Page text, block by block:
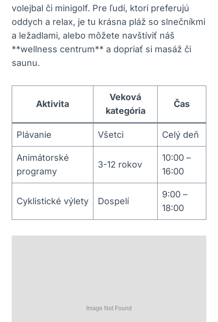
volejbal či minigolf. Pre ľudí, ktorí preferujú
oddych a relax, je tu krásna pláž so slnečníkmi
a ležadlami, alebo môžete navštíviť náš
**wellness centrum** a dopriať si masáž či
saunu.
Aktivita
Veková
kategória
Čas
Plávanie Všetci Celý deň
Animátorské
programy
3-12 rokov
10:00 –
16:00
Cyklistické výlety Dospelí
9:00 –
18:00